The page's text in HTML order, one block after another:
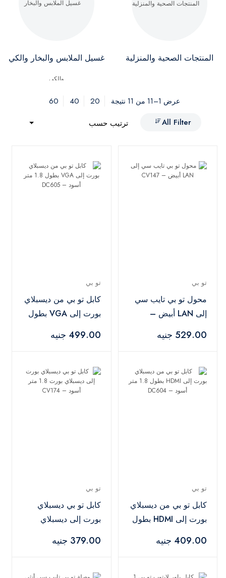
المنتجات الصحية والمنزلية غسيل الملابس والبخار والكي
عرض 1–11 من 11 نتيجة 20
40
60
All Filter
ترتيب حسب
تو بي
محول تو بي تايب سي
إلى LAN أبيض –
529.00 جنيه
تو بي
كابل تو بي من ديسبلاي
بورت إلى VGA بطول
DC605
499.00 جنيه
تو بي
كابل تو بي من ديسبلاي
بورت إلى HDMI بطول
DC604
409.00 جنيه
تو بي
كابل تو بي ديسبلاي
بورت إلى ديسبلاي
CV174
379.00 جنيه